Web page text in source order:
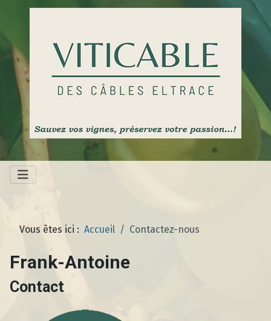
Vous êtes ici : Accueil Contactez-nous
Frank-Antoine
Contact